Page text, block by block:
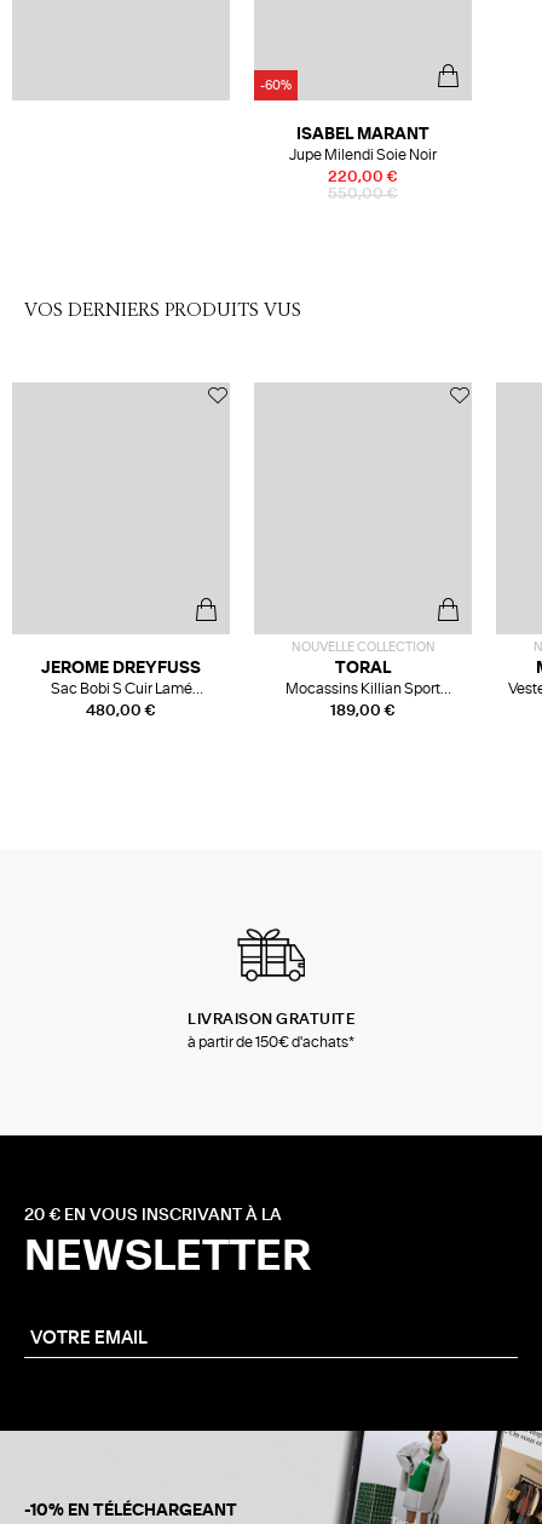
-60%
550,00 €
220,00 €
ISABEL MARANT
Jupe Milendi Soie Noir
VOS DERNIERS PRODUITS VUS
480,00 €
JEROME DREYFUSS
Sac Bobi S Cuir Lamé
Champagne
NOUVELLE COLLECTION
189,00 €
TORAL
Mocassins Killian Sport
Mousse
LIVRAISON GRATUITE
à partir de 150€ d'achats*
20 € EN VOUS INSCRIVANT À LA
NEWSLETTER
-10% EN TÉLÉCHARGEANT